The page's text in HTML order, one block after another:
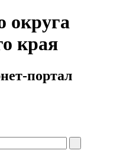
округа
края
портал